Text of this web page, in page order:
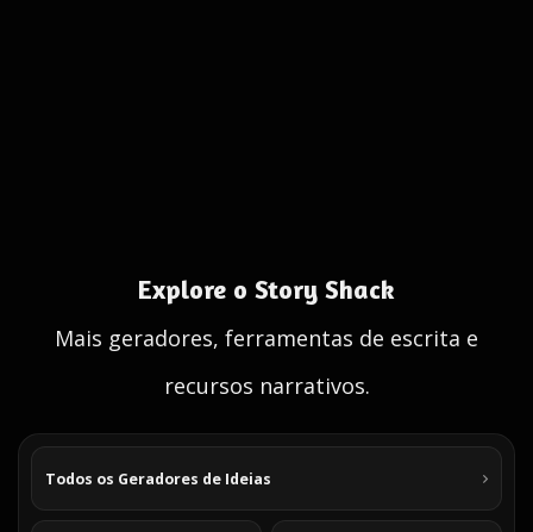
Explore o Story Shack
Mais geradores, ferramentas de escrita e
recursos narrativos.
Todos os Geradores de Ideias